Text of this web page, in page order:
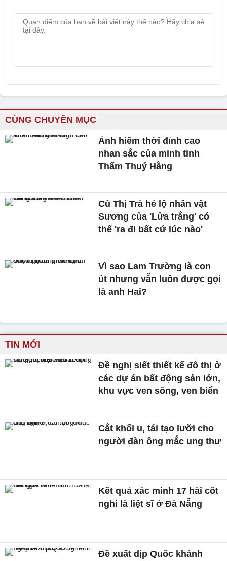
CÙNG CHUYÊN MỤC
Ảnh hiếm thời đỉnh cao
nhan sắc của minh tinh
Thẩm Thuý Hằng
Cù Thị Trà hé lộ nhân vật
Sương của 'Lửa trắng' có
thể 'ra đi bất cứ lúc nào'
Vì sao Lam Trường là con
út nhưng vẫn luôn được gọi
là anh Hai?
TIN MỚI
Đề nghị siết thiết kế đô thị ở
các dự án bất động sản lớn,
khu vực ven sông, ven biển
Cắt khối u, tái tạo lưỡi cho
người đàn ông mắc ung thư
Kết quả xác minh 17 hài cốt
nghi là liệt sĩ ở Đà Nẵng
Đề xuất dịp Quốc khánh